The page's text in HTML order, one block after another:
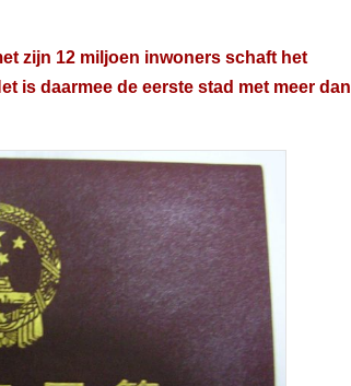
zijn 12 miljoen inwoners schaft het
is daarmee de eerste stad met meer dan